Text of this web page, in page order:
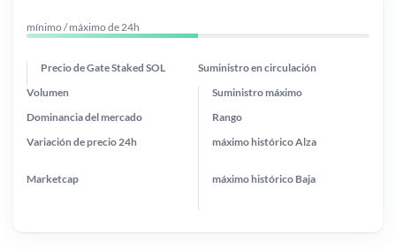
mínimo / máximo de 24h
Precio de Gate Staked SOL Suministro en circulación
Variación de precio 24h
Suministro máximo
Dominancia del mercado
Marketcap
Volumen
Rango
máximo históricoAlza
máximo histórico Baja